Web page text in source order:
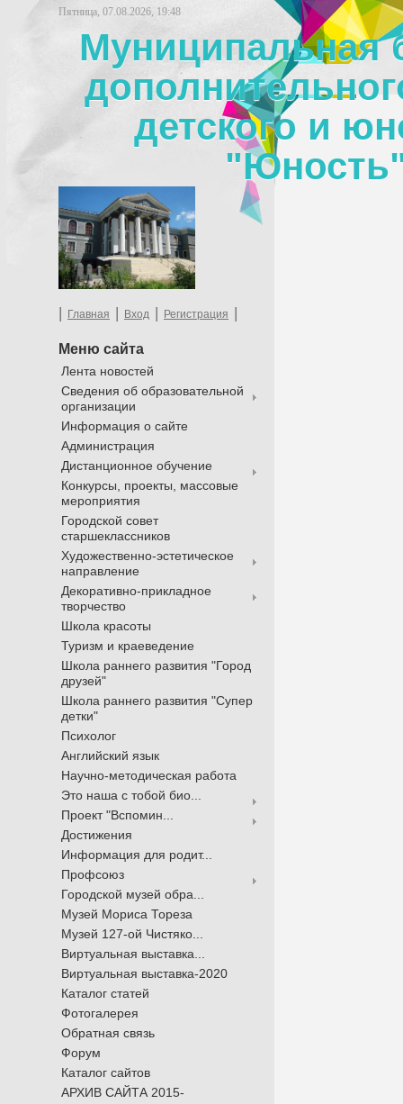
Пятница, 07.08.2026, 19:48
Муниципальная
детского и
| Главная | Вход | Регистрация |
Меню сайта
Лента новостей
Сведения об образовательной
организации
Информация о сайте
Администрация
Дистанционное обучение
Конкурсы, проекты, массовые
мероприятия
Городской совет
старшеклассников
Художественно-эстетическое
направление
Декоративно-прикладное
творчество
Школа красоты
Туризм и краеведение
Школа раннего развития "Город
друзей"
Школа раннего развития "Супер
детки"
Психолог
Английский язык
Научно-методическая работа
Это наша с тобой био...
Проект "Вспомин...
Достижения
Информация для родит...
Профсоюз
Городской музей обра...
Музей Мориса Тореза
Музей 127-ой Чистяко...
Виртуальная выставка...
Виртуальная выставка-2020
Каталог статей
Фотогалерея
Обратная связь
Форум
Каталог сайтов
АРХИВ САЙТА 2015-